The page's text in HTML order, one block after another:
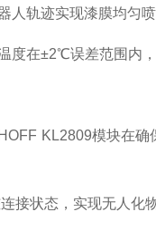
轨迹实现漆膜均匀喷
度在±2℃误差范围内，
KL2809模块在
接状态，实现无人化